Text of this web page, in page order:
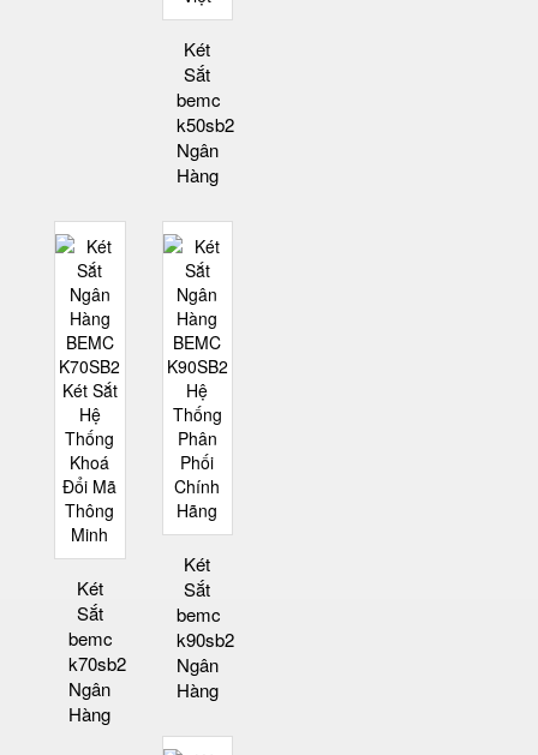
Két
Sắt
bemc
k50sb2
Ngân
Hàng
Két
Sắt
bemc
k70sb2
Ngân
Hàng
Két
Sắt
bemc
k90sb2
Ngân
Hàng